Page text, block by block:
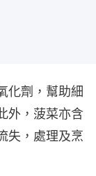
化劑，幫助細
外，菠菜亦含
失，處理及烹